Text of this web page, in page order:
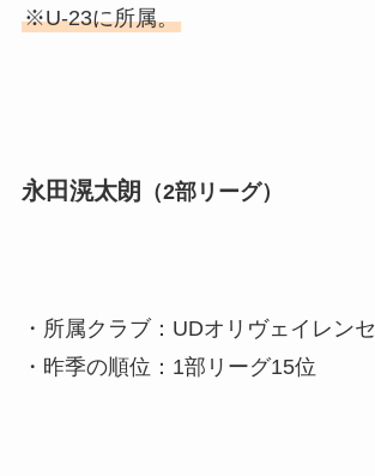
※U-23に所属。
永田滉太朗 （2部リーグ）
・所属クラブ：UDオリヴェイレンセ
・昨季の順位：1部リーグ15位